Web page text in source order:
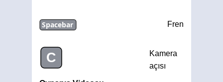
Spacebar Fren
C
Kamera
açısı